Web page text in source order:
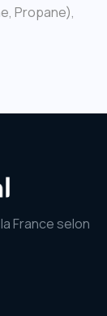
Propane),
France selon